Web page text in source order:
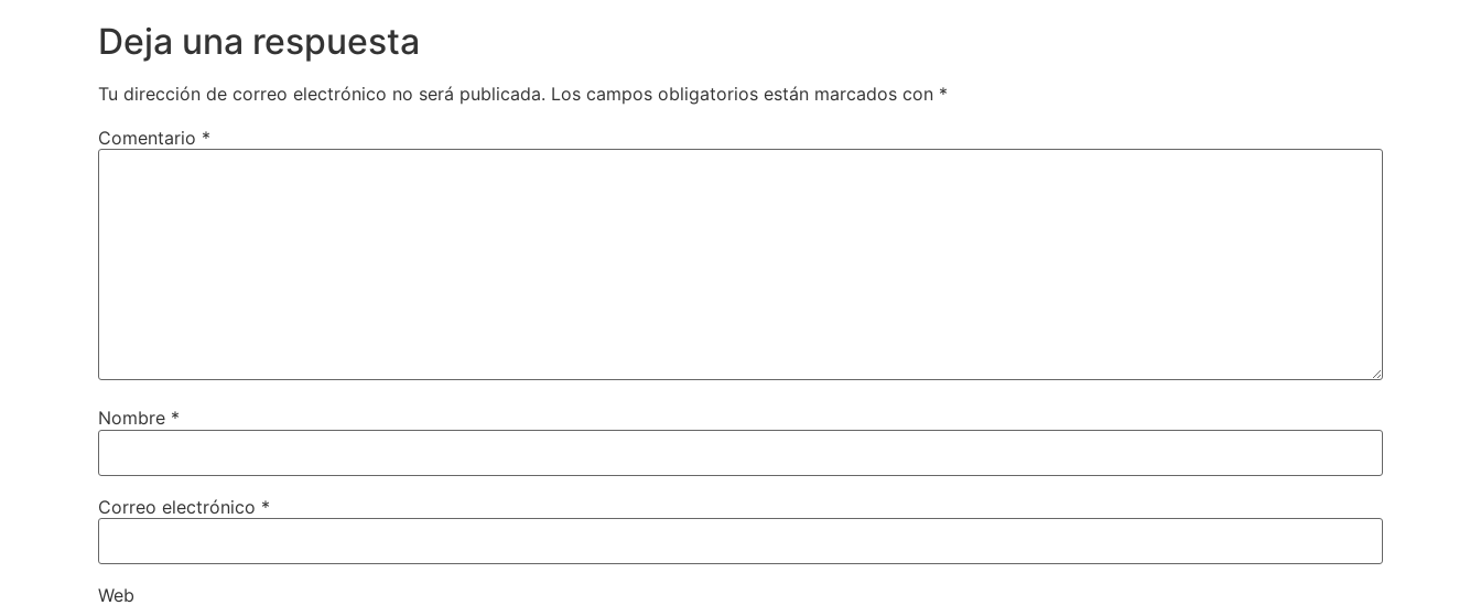
Deja una respuesta
Tu dirección de correo electrónico no será publicada. Los campos obligatorios están marcados con *
Comentario *
Nombre *
Correo electrónico *
Web